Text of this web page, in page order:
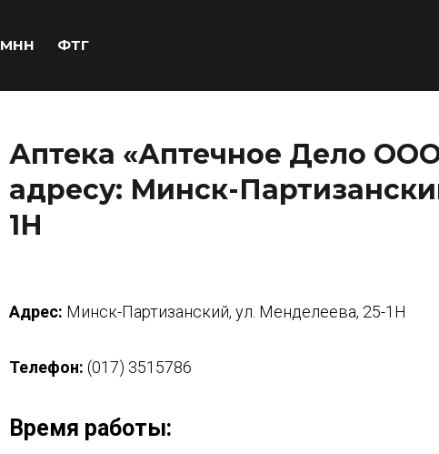
МНН ФТГ
Аптека «Аптечное Дело
адресу: Минск-
1Н
Адрес: Минск-Партизанский, ул. Менделеева, 25-1Н
Телефон: (017) 3515786
Время работы: